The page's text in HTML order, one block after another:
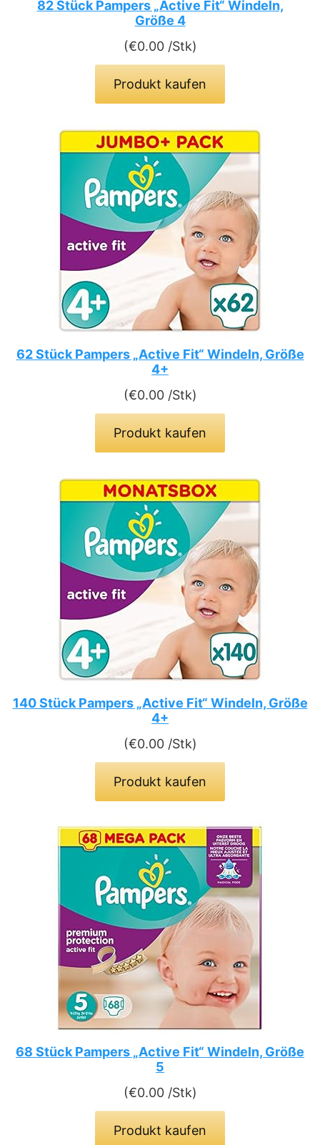
82 Stück Pampers „Active Fit“ Windeln,
Größe 4
(€0.00 /Stk)
Produkt kaufen
62 Stück Pampers „Active Fit“ Windeln, Größe
4+
(€0.00 /Stk)
Produkt kaufen
140 Stück Pampers „Active Fit“ Windeln, Größe
4+
(€0.00 /Stk)
Produkt kaufen
68 Stück Pampers „Active Fit“ Windeln, Größe
5
(€0.00 /Stk)
Produkt kaufen